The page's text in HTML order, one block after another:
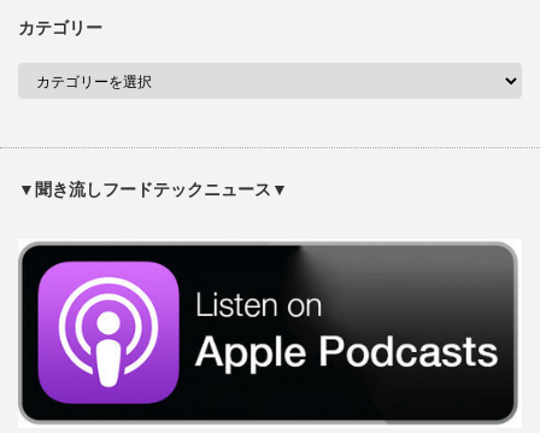
カテゴリー
▼聞き流しフードテックニュース▼